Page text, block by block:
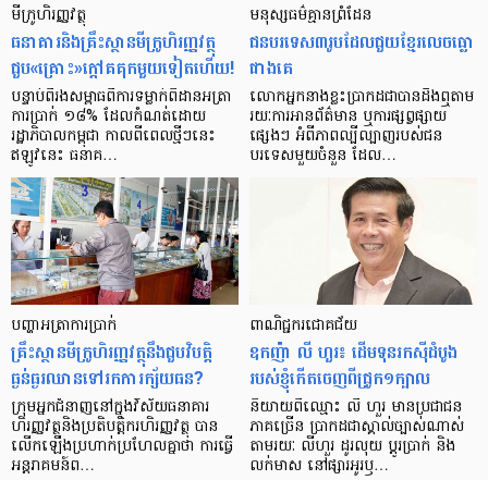
មីក្រូ​ហិរញ្ញវត្ថុ
ធនាគារ​និង​គ្រឹះស្ថាន​មីក្រូ​ហិរញ្ញវត្ថុ​
ជួប«គ្រោះ»ក្តៅ​គគុក​មួយ​ទៀត​ហើយ!
បន្ទាប់​ពី​រង​សម្ពាធ​​ពី​ការ​ទម្លាក់​ពិដាន​អត្រា​
ការ​ប្រាក់ ១៨​% ដែល​កំណត់​ដោយ​
រដ្ឋាភិបាល​កម្ពុជា កាល​ពី​ពេល​ថ្មីៗ​នេះ
ឥឡូវ​នេះ ធនាគ…
មនុស្ស​ធម៌​គ្មាន​ព្រំដែន
ជន​បរទេស​៣​រូប​ដែល​ជួយ​ខ្មែរ​លេច​ធ្លោ​
ជាង​គេ
លោកអ្នក​នាង​ខ្លះ​ប្រាកដ​ជា​បាន​​ដឹង​ឮ​តាម​
រយៈ​ការ​អាន​ព័ត៌មាន ឬ​ការ​ផ្សព្វផ្សាយ​
ផ្សេងៗ អំពី​ភាព​ល្បីល្បាញ​របស់​ជន​
បរទេស​មួយ​ចំនួន ដែល…
បញ្ហា​អត្រា​ការប្រាក់
គ្រឹះស្ថាន​មីក្រូ​ហិរញ្ញវត្ថុ​នឹង​ជួប​វិបត្តិ​
ធ្ងន់ធ្ងរ​ឈាន​ទៅ​រក​ការ​ក្ស័យធន?
ក្រុម​អ្នក​ជំនាញ​នៅ​ក្នុង​វិស័យ​ធនាគារ
ហិរញ្ញវត្ថុ​និង​ប្រតិបត្តិករ​ហិរញ្ញ​វត្ថុ បាន​​
លើក​ឡើង​ប្រហាក់​ប្រហែល​គ្នា​ថា ការ​ធ្វើ​
អន្តរាគមន៍​ព…
ពាណិជ្ជករជោគជ័យ
ឧកញ៉ា លី ហួរ៖ ដើមទុនរកស៊ីដំបូង
របស់ខ្ញុំកើតចេញពីជ្រូក១ក្បាល
និយាយ​ពី​ឈ្មោះ លី ហួរ មាន​ប្រជាជន​
ភាគ​ច្រើន ប្រាកដ​ជា​ស្គាល់​ច្បាស់​ណាស់
តាមរយៈ លីហួរ ដូរ​លុយ ប្តូរ​បា្រក់ និង​
លក់​មាស នៅ​ផ្សារ​អូរ​ឫ…